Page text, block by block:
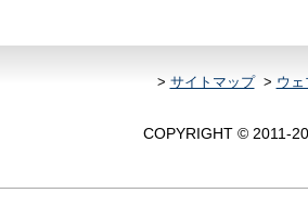
> サイトマップ> ウ
COPYRIGHT © 2011-